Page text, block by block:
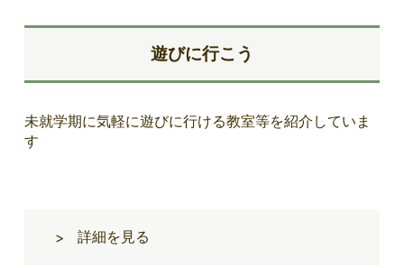
遊びに行こう
未就学期に気軽に遊びに行ける教室等を紹介していま
す
> 詳細を見る